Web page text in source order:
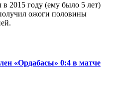
2015 году (ему было 5 лет)
ожоги половины
«Ордабасы» 0:4 в матче